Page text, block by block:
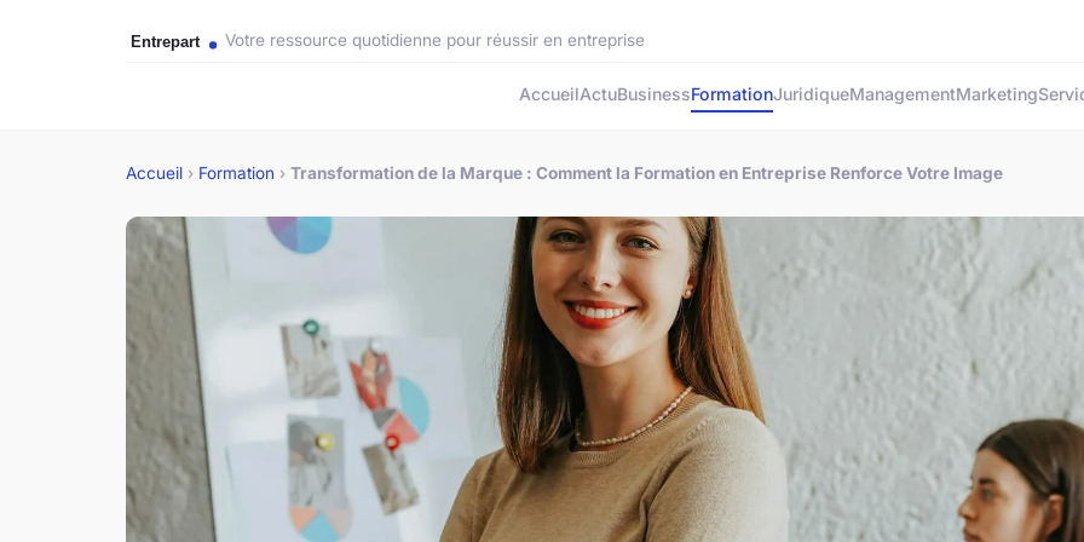
Votre ressource quotidienne pour réussir en entreprise
AccueilActuBusinessFormationJuridiqueManagementMarketing
Accueil › Formation › Transformation de la Marque : Comment la Formation en Entreprise Renforce Votre Image